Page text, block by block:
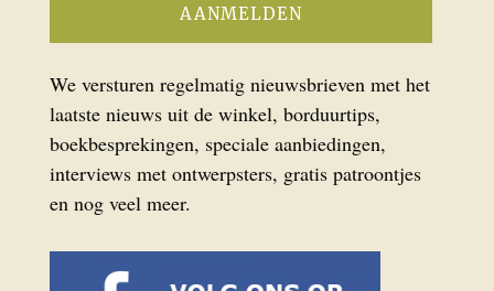
We versturen regelmatig nieuwsbrieven met het
laatste nieuws uit de winkel, borduurtips,
boekbesprekingen, speciale aanbiedingen,
interviews met ontwerpsters, gratis patroontjes
en nog veel meer.